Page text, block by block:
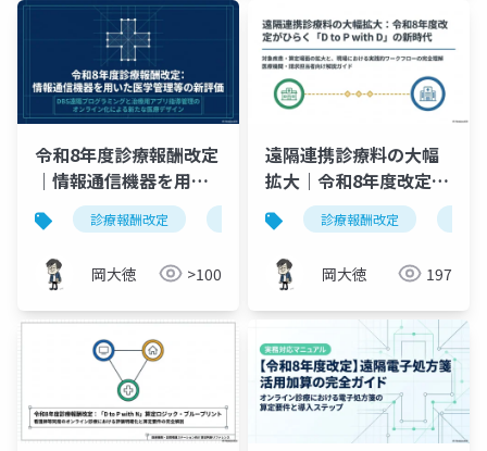
令和8年度診療報酬改定
｜情報通信機器を用い
た医学管理等の新評価
を解説
診療報酬改定 オンライン診療 情報通信機器
岡大徳 >100
遠隔連携診療料の大幅
拡大｜令和8年度改定で
ひらく「D to P with
D」の新時代
診療報酬改定
岡大徳 197